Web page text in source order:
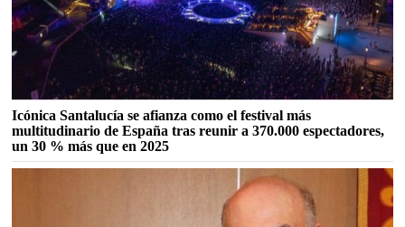
Icónica Santalucía se afianza como el festival más
multitudinario de España tras reunir a 370.000 espectadores,
un 30 % más que en 2025